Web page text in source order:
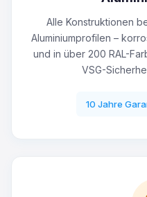
Alle Konstruktionen
Aluminiumprofilen –
und in über 200 RAL-
VSG-
10 Jahre